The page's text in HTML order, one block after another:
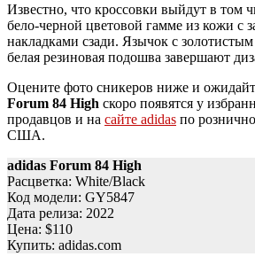
Известно, что кроссовки выйдут в том
бело-черной цветовой гамме из кожи с
накладками сзади. Язычок с
белая резиновая подошва завершают
Оцените фото сникеров ниже и
Forum 84 High скоро появятся у
продавцов и на сайте adidas по
США.
adidas Forum 84 High
Расцветка: White/Black
Код модели: GY5847
Дата релиза: 2022
Цена: $110
Купить: adidas.com